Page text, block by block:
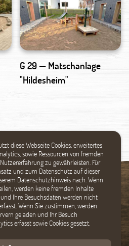
diese Webseite Cookies, erweitertes
sowie Ressourcen von fremden
zu gewährleisten. Für
und zum Datenschutz auf dieser
Datenschutzhinweis nach. Wenn
werden keine fremden Inhalte
Ihre Besuchsdaten werden nicht
Wenn Sie zustimmen, werden
geladen und Ihr Besuch
erfasst sowie Cookies gesetzt.
G 29 — Matschanlage
"Hildesheim"
Startseite
Favoriten
Suche
Impressum